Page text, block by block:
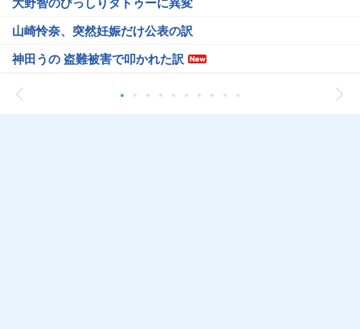
山崎怜奈、突然妊娠だけ公表の訳
神田うの 盗難被害で叩かれた訳